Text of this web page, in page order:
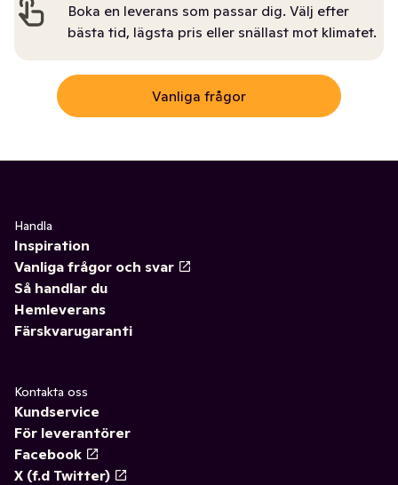
Boka en leverans som passar dig. Välj efter
bästa tid, lägsta pris eller snällast mot klimatet.
Vanliga frågor
Handla
Inspiration
Vanliga frågor och svar
Så handlar du
Hemleverans
Färskvarugaranti
Kontakta oss
Kundservice
För leverantörer
Facebook
X (f.d Twitter)